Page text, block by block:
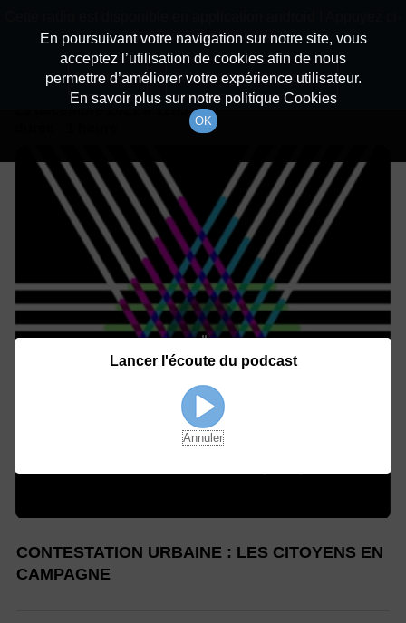
Détails De L'épisode
23 décembre 2021
à 12h59
CONTESTATION URBAINE : LES CITOYENS EN
CAMPAGNE
En poursuivant votre navigation sur notre site, vous
acceptez l’utilisation de cookies afin de nous
permettre d’améliorer votre expérience utilisateur.
En savoir plus sur notre politique Cookies
OK
dessous pour l'installer.
Non merci Télécharger l'application
Lancer l'écoute du podcast
Annuler